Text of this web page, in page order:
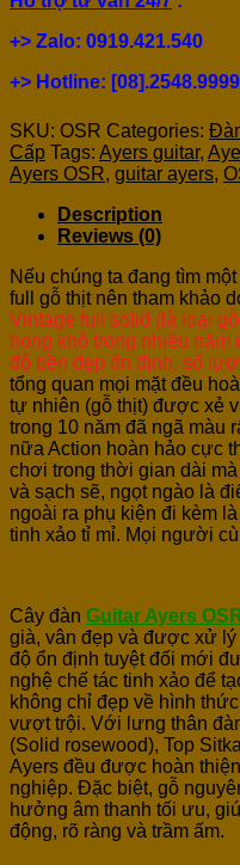
+> Zalo: 0919.421.540
+> Hotline: [08].2548.9999
SKU: OSR Categories:
Cấp Tags: Ayers guitar,
Ayers OSR, guitar ayers,
Description
Reviews (0)
Nếu chúng ta đang tìm
full gỗ thịt nên tham khảo
Vintage full solid (là loại
hong khô trong nhiều năm
độ bền đẹp ổn định, số
tổng quan mọi mặt đều
tự nhiên (gỗ thịt) được xẻ
trong 10 năm đã ngã màu
nữa Action hoàn hảo cực
chơi trong thời gian dài
và sạch sẽ, ngọt ngào là
ngoài ra phụ kiện đi kèm
tinh xảo tỉ mỉ. Mọi người
Cây đàn Guitar Ayers
già, vân đẹp và được xử
độ ổn định tuyệt đối mới
nghệ chế tác tinh xảo để
không chỉ đẹp về hình
vượt trội. Với lưng thân
(Solid rosewood), Top
Ayers đều được hoàn
nghiệp. Đặc biệt, gỗ
hưởng âm thanh tối ưu,
động, rõ ràng và trầm ấm.